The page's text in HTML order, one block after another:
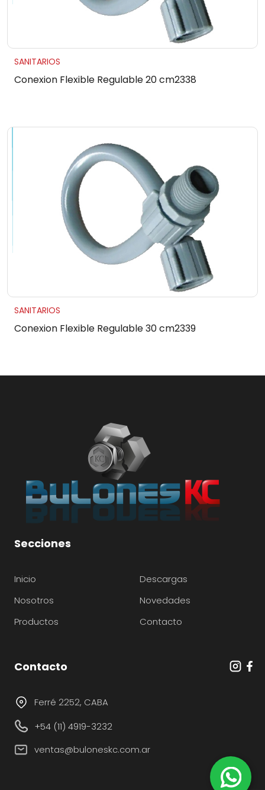
SANITARIOS
Conexion Flexible Regulable 20 cm2338
SANITARIOS
Conexion Flexible Regulable 30 cm2339
Secciones
Inicio
Nosotros
Productos
Descargas
Novedades
Contacto
Contacto
Ferré 2252, CABA
+54 (11) 4919-3232
ventas@buloneskc.com.ar